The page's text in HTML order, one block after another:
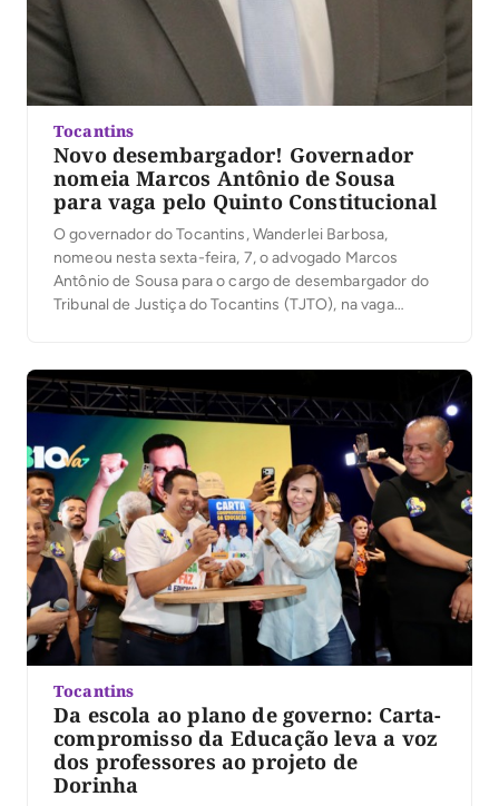
Tocantins
Novo desembargador! Governador
nomeia Marcos Antônio de Sousa
para vaga pelo Quinto Constitucional
O governador do Tocantins, Wanderlei Barbosa,
nomeou nesta sexta-feira, 7, o advogado Marcos
Antônio de Sousa para o cargo de desembargador do
Tribunal de Justiça do Tocantins (TJTO), na vaga
do Governo do Estado, após a formação da lista tríplice
[…]
Tocantins
Da escola ao plano de governo: Carta-
compromisso da Educação leva a voz
dos professores ao projeto de
Dorinha